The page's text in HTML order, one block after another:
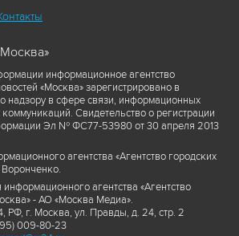
информационное агентство
«Москва» зарегистрировано в
надзору в сфере связи, информационных
Свидетельство о регистрации
Эл № ФС77-53980 от 30 апреля 2013
агентства «Агентство городских
Воронченко.
агентства «Агентство
- АО «Москва Медиа».
РФ, г. Москва, ул. Правды, д. 24, стр. 2
009-80-23